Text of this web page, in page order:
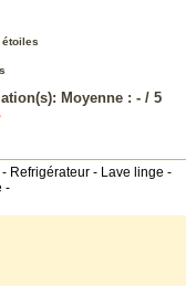
étoiles
Moyenne : - / 5
Refrigérateur - Lave linge -
-